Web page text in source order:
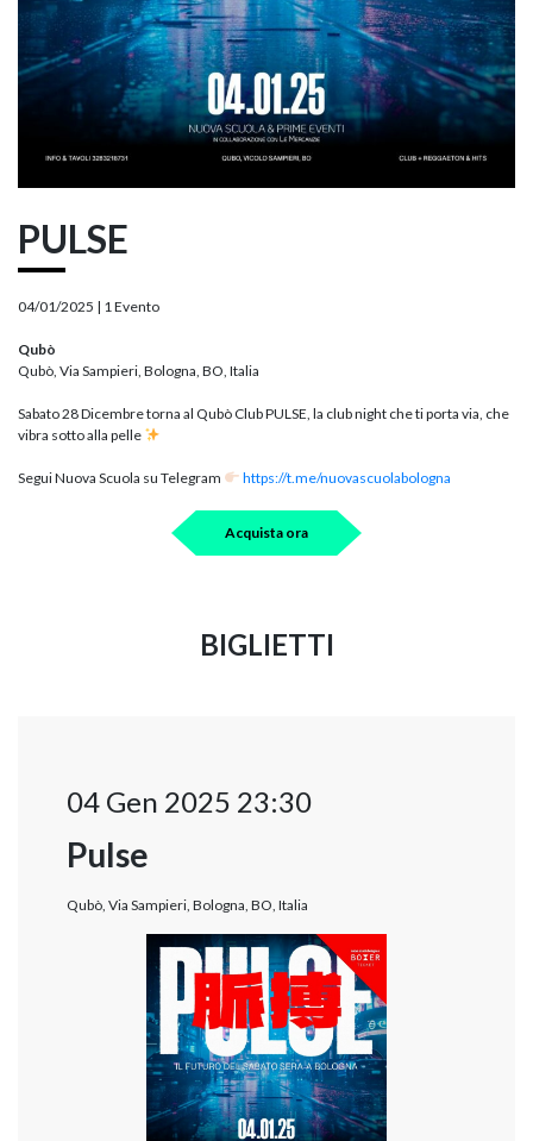
PULSE
04/01/2025 | 1 Evento
Qubò
Qubò, Via Sampieri, Bologna, BO, Italia
Sabato 28 Dicembre torna al Qubò Club PULSE, la club night che ti porta via, che
vibra sotto alla pelle
Segui Nuova Scuola su Telegram https://t.me/nuovascuolabologna
Acquista ora
BIGLIETTI
04 Gen 2025 23:30
Pulse
Qubò, Via Sampieri, Bologna, BO, Italia